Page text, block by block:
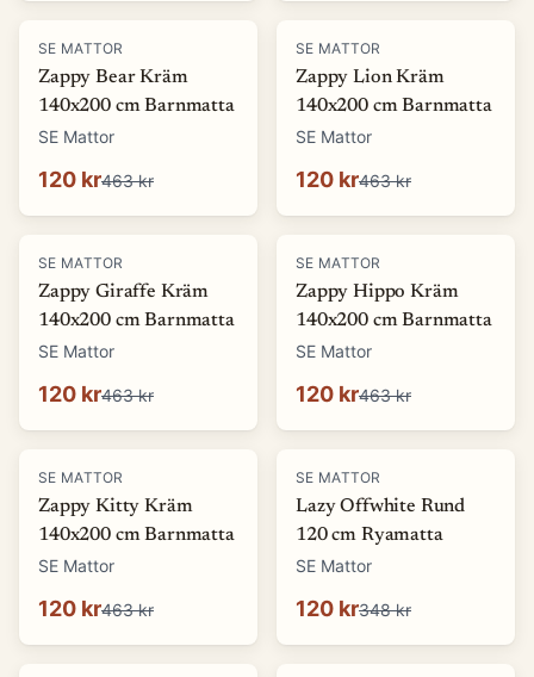
-74 %
SE MATTOR
Zappy Bear Kräm
140x200 cm Barnmatta
SE Mattor
120 kr463 kr
-74 %
SE MATTOR
Zappy Lion Kräm
140x200 cm Barnmatta
SE Mattor
120 kr463 kr
-74 %
SE MATTOR
Zappy Giraffe Kräm
140x200 cm Barnmatta
SE Mattor
120 kr463 kr
-74 %
SE MATTOR
Zappy Hippo Kräm
140x200 cm Barnmatta
SE Mattor
120 kr463 kr
-74 %
SE MATTOR
Zappy Kitty Kräm
140x200 cm Barnmatta
SE Mattor
120 kr463 kr
-66%
SE MATTOR
Lazy Offwhite Rund
120 cm Ryamatta
SE Mattor
120 kr348 kr